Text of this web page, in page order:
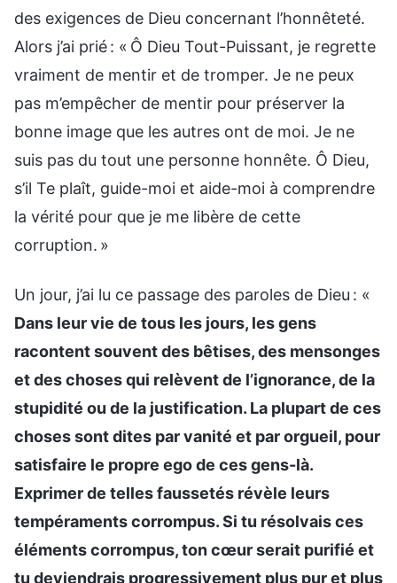
des exigences de Dieu concernant l’honnêteté.
Alors j’ai prié : « Ô Dieu Tout-Puissant, je regrette
vraiment de mentir et de tromper. Je ne peux
pas m’empêcher de mentir pour préserver la
bonne image que les autres ont de moi. Je ne
suis pas du tout une personne honnête. Ô Dieu,
s’il Te plaît, guide-moi et aide-moi à comprendre
la vérité pour que je me libère de cette
corruption. »
Un jour, j’ai lu ce passage des paroles de Dieu : «
Dans leur vie de tous les jours, les gens
racontent souvent des bêtises, des mensonges
et des choses qui relèvent de l’ignorance, de la
stupidité ou de la justification. La plupart de ces
choses sont dites par vanité et par orgueil, pour
satisfaire le propre ego de ces gens-là.
Exprimer de telles faussetés révèle leurs
tempéraments corrompus. Si tu résolvais ces
éléments corrompus, ton cœur serait purifié et
tu deviendrais progressivement plus pur et plus